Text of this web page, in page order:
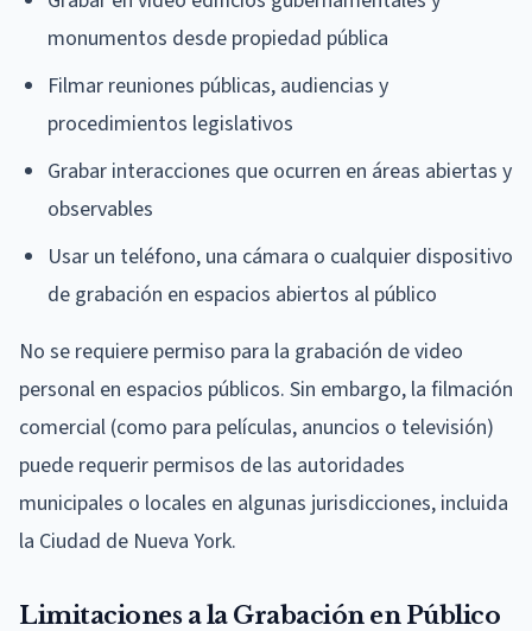
monumentos desde propiedad pública
Filmar reuniones públicas, audiencias y
procedimientos legislativos
Grabar interacciones que ocurren en áreas abiertas y
observables
Usar un teléfono, una cámara o cualquier dispositivo
de grabación en espacios abiertos al público
No se requiere permiso para la grabación de video
personal en espacios públicos. Sin embargo, la filmación
comercial (como para películas, anuncios o televisión)
puede requerir permisos de las autoridades
municipales o locales en algunas jurisdicciones, incluida
la Ciudad de Nueva York.
Limitaciones a la Grabación en Público